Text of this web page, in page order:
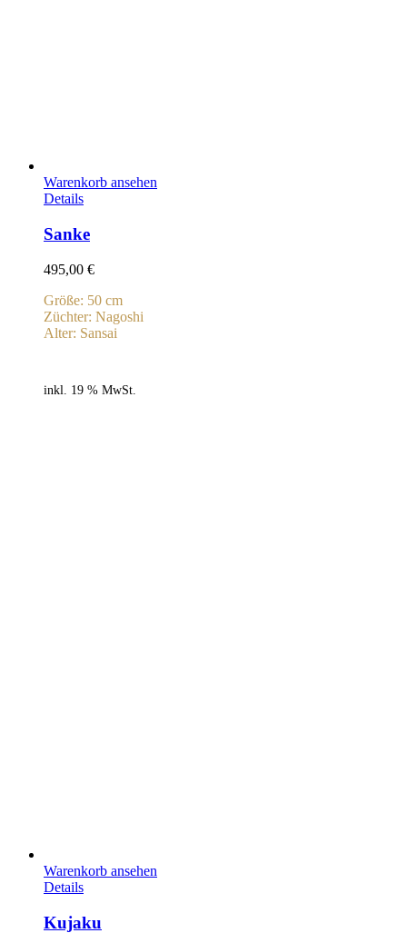
Warenkorb ansehen
Details
Sanke
495,00 €
Größe: 50 cm
Züchter: Nagoshi
Alter: Sansai
inkl. 19 % MwSt.
Warenkorb ansehen
Details
Kujaku